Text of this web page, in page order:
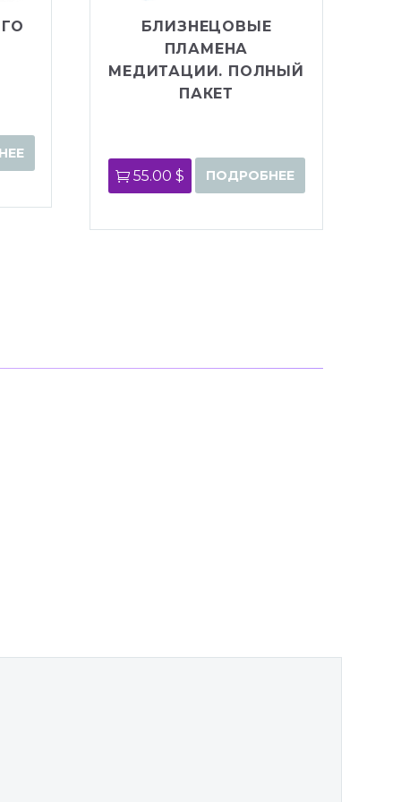
БЛИЗНЕЦОВЫЕ
ПЛАМЕНА
МЕДИТАЦИИ. ПОЛНЫЙ
ПАКЕТ
55.00 $ ПОДРОБНЕЕ